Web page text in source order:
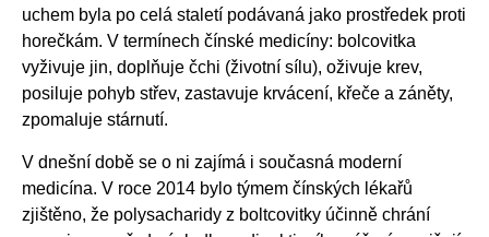
uchem byla po celá staletí podávaná jako prostředek proti
horečkám. V termínech čínské medicíny: bolcovitka
vyživuje jin, doplňuje čchi (životní sílu), oživuje krev,
posiluje pohyb střev, zastavuje krvácení, křeče a záněty,
zpomaluje stárnutí.
V dnešní době se o ni zajímá i současná moderní
medicína. V roce 2014 bylo týmem čínských lékařů
zjištěno, že polysacharidy z boltcovitky účinně chrání